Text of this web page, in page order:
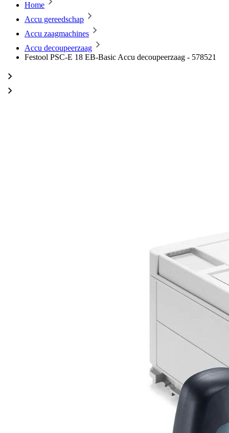
Home
Accu gereedschap
Accu zaagmachines
Accu decoupeerzaag
Festool PSC-E 18 EB-Basic Accu decoupeerzaag - 578521